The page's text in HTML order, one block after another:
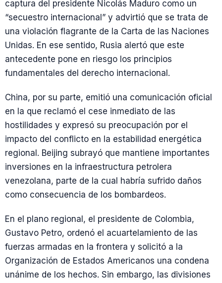
captura del presidente Nicolás Maduro como un
“secuestro internacional” y advirtió que se trata de
una violación flagrante de la Carta de las Naciones
Unidas. En ese sentido, Rusia alertó que este
antecedente pone en riesgo los principios
fundamentales del derecho internacional.
China, por su parte, emitió una comunicación oficial
en la que reclamó el cese inmediato de las
hostilidades y expresó su preocupación por el
impacto del conflicto en la estabilidad energética
regional. Beijing subrayó que mantiene importantes
inversiones en la infraestructura petrolera
venezolana, parte de la cual habría sufrido daños
como consecuencia de los bombardeos.
En el plano regional, el presidente de Colombia,
Gustavo Petro, ordenó el acuartelamiento de las
fuerzas armadas en la frontera y solicitó a la
Organización de Estados Americanos una condena
unánime de los hechos. Sin embargo, las divisiones